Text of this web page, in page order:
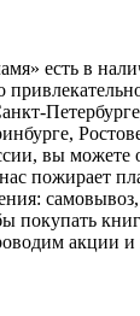
есть в
вы можете
пожирает
покупать
акции и